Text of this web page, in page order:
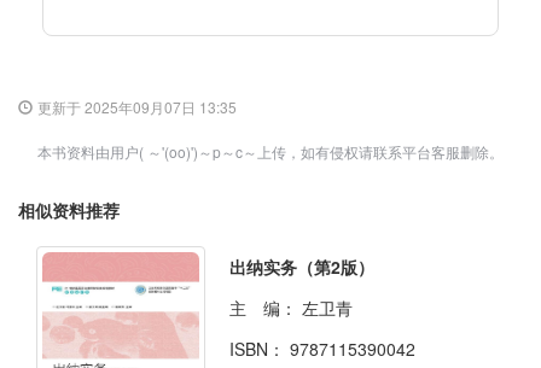
更新于 2025年09月07日 13:35
本书资料由用户( ～'(oo)')～p～c～上传，如有侵权请联系平台客服删除。
相似资料推荐
出纳实务（第2版）
主 编： 左卫青
ISBN： 9787115390042